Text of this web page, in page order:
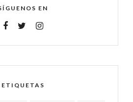
EN
ETIQUETAS